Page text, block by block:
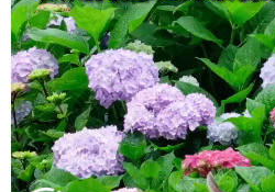
陕西 甘肃
新疆 内蒙古
多语种频道